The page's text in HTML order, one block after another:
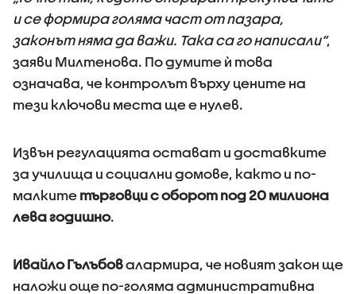
и се формира голяма част от пазара,
законът няма да важи. Така са го написали“,
заяви Милтенова. По думите ѝ това
означава, че контролът върху цените на
тези ключови места ще е нулев.
Извън регулацията остават и доставките
за училища и социални домове, както и по-
малките търговци с оборот под 20 милиона
лева годишно.
Ивайло Гълъбовалармира, че новият закон ще
наложи още по-голяма административна